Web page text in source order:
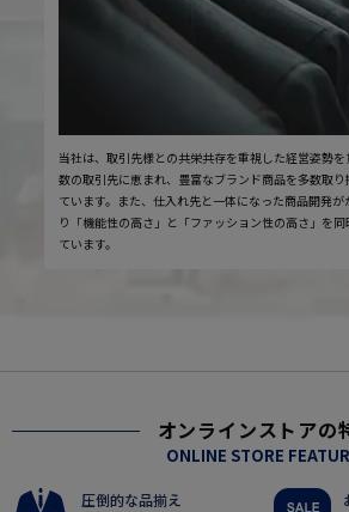
当社は、取引先様との共栄共存を重視した経営姿勢
数の取引先に恵まれ、豊富なブランド商品を多数取
ています。また、仕入れ先と一体になった商品開発
り「機能性の高さ」と「ファッション性の高さ」を
ています。
オンラインストアの
ONLINE STORE
圧倒的な品揃え